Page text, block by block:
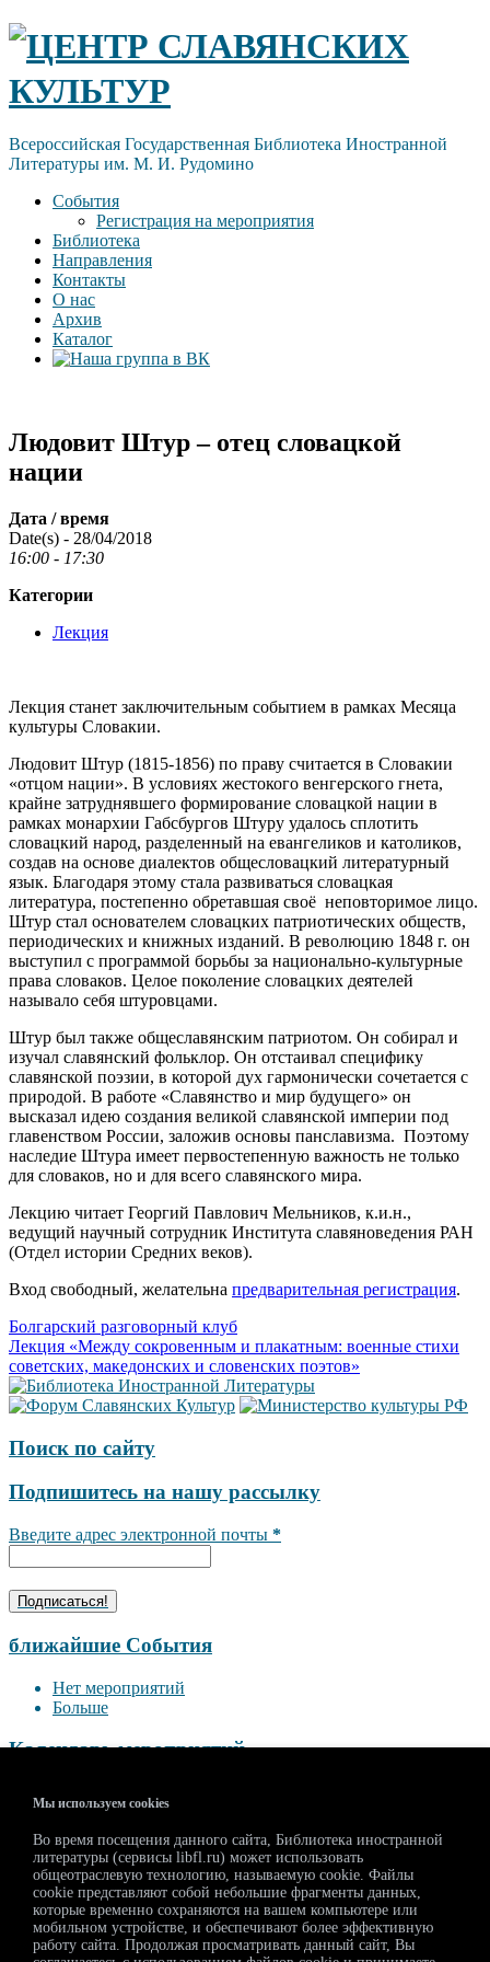
Skip
content
ЦЕНТР СЛАВЯНСКИХ
КУЛЬТУР
Всероссийская Государственная Библиотека Иностранной
Литературы им. М. И. Рудомино
События
Регистрация на мероприятия
Библиотека
Направления
Контакты
О нас
Архив
Каталог
Людовит Штур – отец словацкой
нации
Дата / время
Date(s) - 28/04/2018
16:00 - 17:30
Категории
Лекция
Лекция станет заключительным событием в рамках Месяца
культуры Словакии.
Людовит Штур (1815-1856) по праву считается в Словакии
«отцом нации». В условиях жестокого венгерского гнета,
крайне затруднявшего формирование словацкой нации в
рамках монархии Габсбургов Штуру удалось сплотить
словацкий народ, разделенный на евангеликов и католиков,
создав на основе диалектов общесловацкий литературный
язык. Благодаря этому стала развиваться словацкая
литература, постепенно обретавшая своё неповторимое лицо.
Штур стал основателем словацких патриотических обществ,
периодических и книжных изданий. В революцию 1848 г. он
выступил с программой борьбы за национально-культурные
права словаков. Целое поколение словацких деятелей
называло себя штуровцами.
Штур был также общеславянским патриотом. Он собирал и
изучал славянский фольклор. Он отстаивал специфику
славянской поэзии, в которой дух гармонически сочетается с
природой. В работе «Славянство и мир будущего» он
высказал идею создания великой славянской империи под
главенством России, заложив основы панславизма. Поэтому
наследие Штура имеет первостепенную важность не только
для словаков, но и для всего славянского мира.
Лекцию читает Георгий Павлович Мельников, к.и.н.,
ведущий научный сотрудник Института славяноведения РАН
(Отдел истории Средних веков).
Вход свободный, желательна предварительная регистрация.
Навигация
по
записям
Болгарский разговорный клуб
Лекция «Между сокровенным и плакатным: военные стихи
советских, македонских и словенских поэтов»
Поиск по сайту
Подпишитесь на нашу рассылку
Введите адрес электронной почты *
ближайшие События
Нет мероприятий
Больше
Календарь мероприятий
Август 2026
>>
28 29 30 31 1
2
4 5 6 7 8
9
11 12 13 14 15 16
18 19 20 21 22 23
25 26 27 28 29 30
Мы используем cookies
Во время посещения данного сайта, Библиотека иностранной
литературы (сервисы libfl.ru) может использовать
общеотраслевую технологию, называемую cookie. Файлы
cookie представляют собой небольшие фрагменты данных,
которые временно сохраняются на вашем компьютере или
мобильном устройстве, и обеспечивают более эффективную
работу сайта. Продолжая просматривать данный сайт, Вы